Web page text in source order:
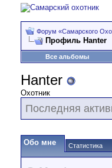
Форум «Самарского
Профиль Hanter
Все альбомы
Hanter
Охотник
Последняя
Обо мне Статистика